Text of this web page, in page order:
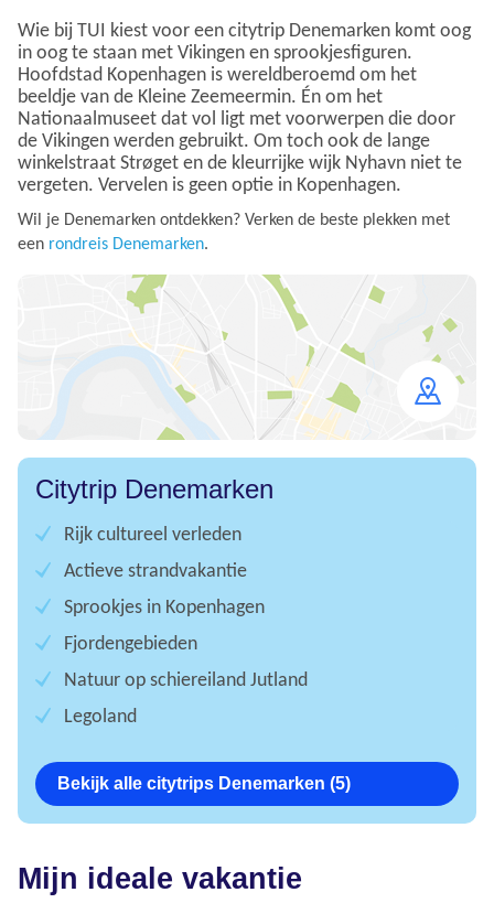
Wie bij TUI kiest voor een citytrip Denemarken komt oog
in oog te staan met Vikingen en sprookjesfiguren.
Hoofdstad Kopenhagen is wereldberoemd om het
beeldje van de Kleine Zeemeermin. Én om het
Nationaalmuseet dat vol ligt met voorwerpen die door
de Vikingen werden gebruikt. Om toch ook de lange
winkelstraat Strøget en de kleurrijke wijk Nyhavn niet te
vergeten. Vervelen is geen optie in Kopenhagen.
Wil je Denemarken ontdekken? Verken de beste plekken met
een rondreis Denemarken.
map
Citytrip Denemarken
Rijk cultureel verleden
Actieve strandvakantie
Sprookjes in Kopenhagen
Fjordengebieden
Natuur op schiereiland Jutland
Legoland
Bekijk alle citytrips Denemarken (5)
Mijn ideale vakantie